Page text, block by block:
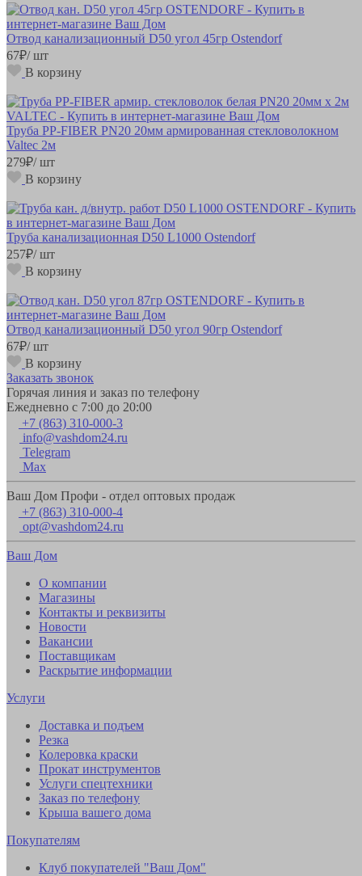
Отвод канализационный D50 угол 45гр Ostendorf
67₽/ шт
В корзину
Труба РР-FIBER PN20 20мм армированная стекловолокном
Valtec 2м
279₽/ шт
В корзину
Труба канализационная D50 L1000 Ostendorf
257₽/ шт
В корзину
Отвод канализационный D50 угол 90гр Ostendorf
67₽/ шт
В корзину
Заказать звонок
Горячая линия и заказ по телефону
Ежедневно с 7:00 до 20:00
+7 (863) 310-000-3
info@vashdom24.ru
Telegram
Max
Ваш Дом Профи - отдел оптовых продаж
+7 (863) 310-000-4
opt@vashdom24.ru
Ваш Дом
О компании
Магазины
Контакты и реквизиты
Новости
Вакансии
Поставщикам
Раскрытие информации
Услуги
Доставка и подъем
Резка
Колеровка краски
Прокат инструментов
Услуги спецтехники
Заказ по телефону
Крыша вашего дома
Покупателям
Клуб покупателей "Ваш Дом"